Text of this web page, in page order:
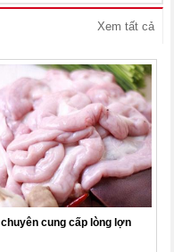
Xem tất cả
chuyên cung cấp lòng lợn